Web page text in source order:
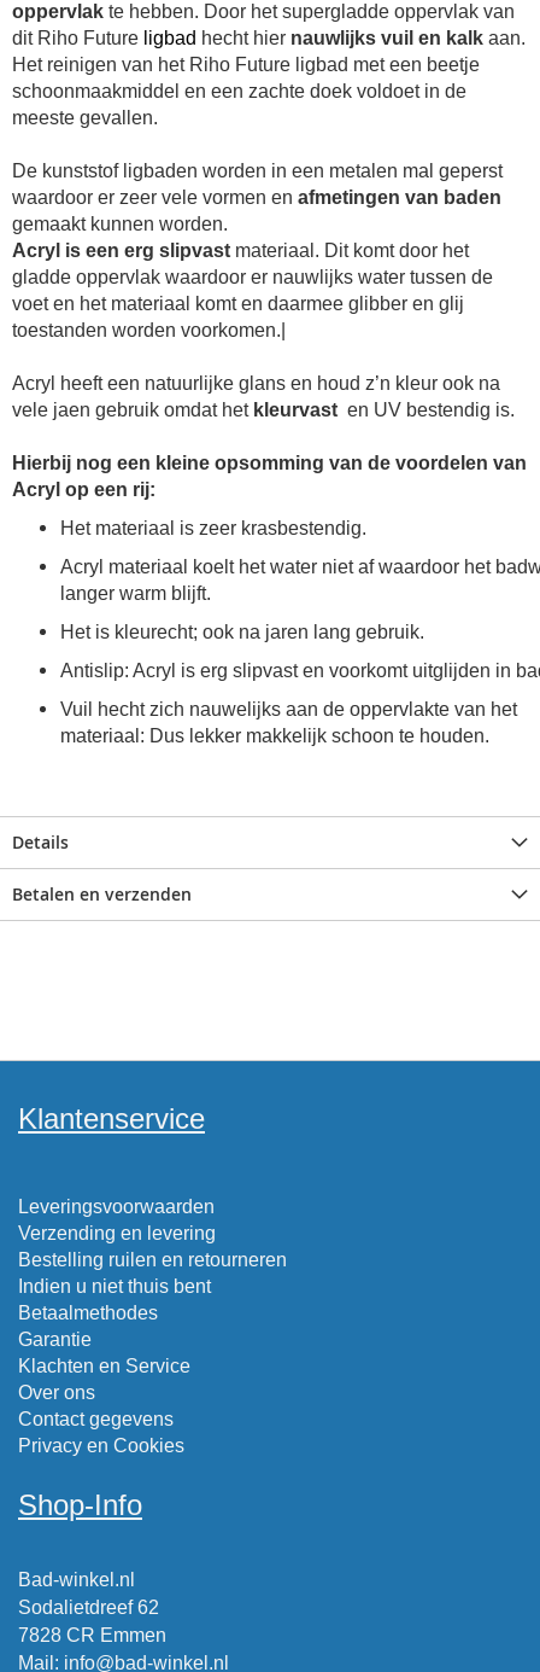
oppervlak te hebben. Door het supergladde oppervlak van
dit Riho Future ligbad hecht hier nauwlijks vuil en kalk aan.
Het reinigen van het Riho Future ligbad met een beetje
schoonmaakmiddel en een zachte doek voldoet in de
meeste gevallen.
De kunststof ligbaden worden in een metalen mal geperst
waardoor er zeer vele vormen en afmetingen van baden
gemaakt kunnen worden.
Acryl is een erg slipvast materiaal. Dit komt door het
gladde oppervlak waardoor er nauwlijks water tussen de
voet en het materiaal komt en daarmee glibber en glij
toestanden worden voorkomen.|
Acryl heeft een natuurlijke glans en houd z’n kleur ook na
vele jaen gebruik omdat het kleurvast en UV bestendig is.
Hierbij nog een kleine opsomming van de voordelen van
Acryl op een rij:
Het materiaal is zeer krasbestendig.
Acryl materiaal koelt het water niet af waardoor het
langer warm blijft.
Het is kleurecht; ook na jaren lang gebruik.
Antislip: Acryl is erg slipvast en voorkomt uitglijden in
Vuil hecht zich nauwelijks aan de oppervlakte van het
materiaal: Dus lekker makkelijk schoon te houden.
Details
Betalen en verzenden
Klantenservice
Leveringsvoorwaarden
Verzending en levering
Bestelling ruilen en retourneren
Indien u niet thuis bent
Betaalmethodes
Garantie
Klachten en Service
Over ons
Contact gegevens
Privacy en Cookies
Shop-Info
Bad-winkel.nl
Sodalietdreef 62
7828 CR Emmen
Mail : info@bad-winkel.nl